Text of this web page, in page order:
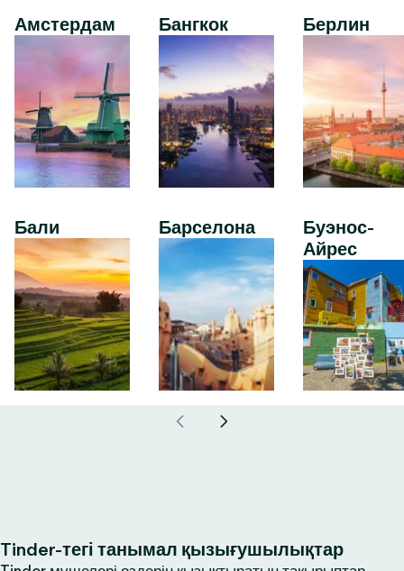
Амстердам
Бали
Бангкок
Барселона
Берлин
Буэнос-
Айрес
Tinder-тегі танымал қызығушылықтар